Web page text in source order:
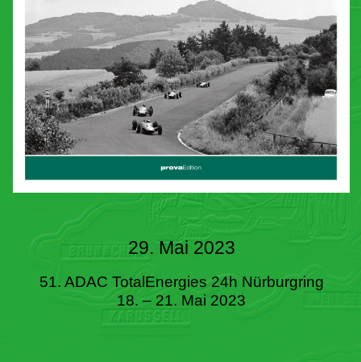
29. Mai 2023
51. ADAC TotalEnergies 24h Nürburgring
18. – 21. Mai 2023